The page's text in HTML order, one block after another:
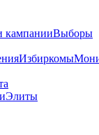
кампанииВыборы
Избиркомы
Элиты